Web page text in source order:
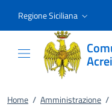
Regione Siciliana
Home / Amministrazione /